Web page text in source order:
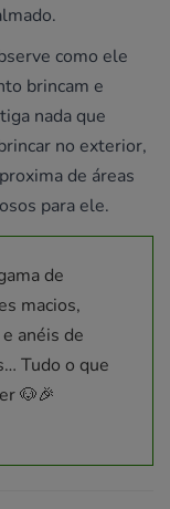
como ele
brincam e
nada que
no exterior,
de áreas
para ele.
de
macios,
anéis de
Tudo o que
🐶🎉